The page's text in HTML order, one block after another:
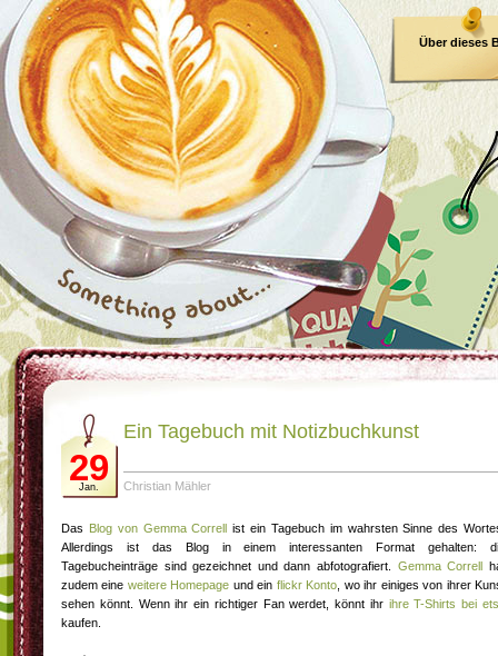
Über dieses
29
Jan.
Ein Tagebuch mit Notizbuchkunst
Christian Mähler
Das Blog von Gemma Correll ist ein Tagebuch im wahrsten Sinne des
Allerdings ist das Blog in einem interessanten Format gehalten:
Tagebucheinträge sind gezeichnet und dann abfotografiert. Gemma Correll
zudem eine weitere Homepage und ein flickr Konto , wo ihr einiges von ihrer
sehen könnt. Wenn ihr ein richtiger Fan werdet, könnt ihr ihre T-Shirts bei
kaufen.